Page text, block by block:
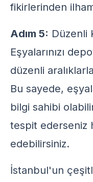
fikirlerinden
Adım 5: Düzenli
Eşyalarınızı
düzenli
Bu sayede,
bilgi sahibi
tespit ederseniz
edebilirsiniz.
İstanbul'un